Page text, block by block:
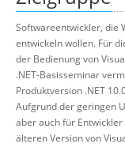
Softwareentwickler, die
entwickeln wollen. Für
der Bedienung von
.NET-Basisseminar
Produktversion .NET
Aufgrund der geringen
aber auch für
älteren Version von